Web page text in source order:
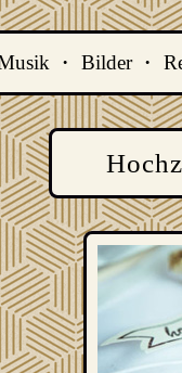
· Bilder ·